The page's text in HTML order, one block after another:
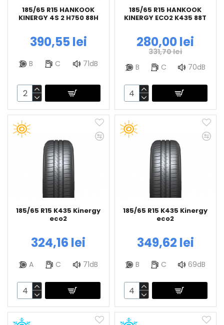
185/65 R15 HANKOOK
KINERGY 4S 2 H750 88H
390,55 lei
B C 71dB
185/65 R15 HANKOOK
KINERGY ECO2 K435 88T
280,00 lei
331,70 lei
B
C 70dB
185/65 R15 K435 Kinergy
eco2
324,16 lei
A C 71dB
185/65 R15 K435 Kinergy
eco2
349,62 lei
B C 69dB